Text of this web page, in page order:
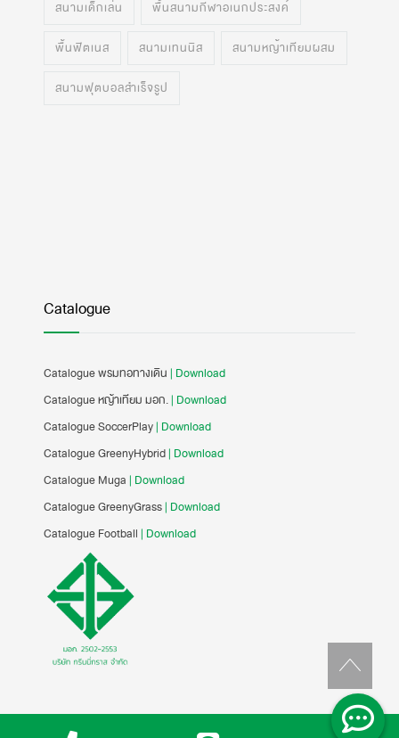
สนามเด็กเล่น พื้นสนามกีฬาอเนกประสงค์
พื้นฟิตเนส สนามเทนนิส สนามหญ้าเทียมผสม
สนามฟุตบอลสำเร็จรูป
Catalogue
Catalogue พรมทอทางเดิน | Download
Catalogue หญ้าเทียม มอก.| Download
Catalogue SoccerPlay| Download
Catalogue GreenyHybrid| Download
Catalogue Muga | Download
Catalogue GreenyGrass| Download
Catalogue Football | Download